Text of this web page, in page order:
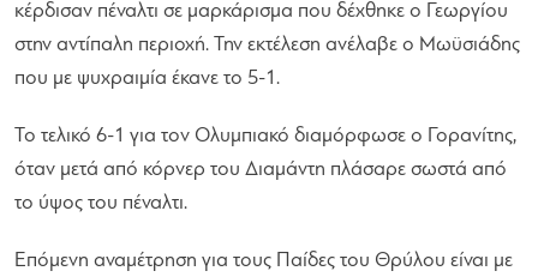
κέρδισαν πέναλτι σε μαρκάρισμα που δέχθηκε ο Γεωργίου
στην αντίπαλη περιοχή. Την εκτέλεση ανέλαβε ο Μωϋσιάδης
που με ψυχραιμία έκανε το 5-1.
Το τελικό 6-1 για τον Ολυμπιακό διαμόρφωσε ο Γορανίτης,
όταν μετά από κόρνερ του Διαμάντη πλάσαρε σωστά από
το ύψος του πέναλτι.
Επόμενη αναμέτρηση για τους Παίδες του Θρύλου είναι με